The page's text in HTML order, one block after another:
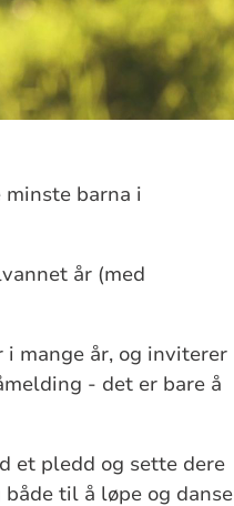
barna i
år (med
i mange år, og inviterer
- det er bare å
et pledd og sette dere
til å løpe og danse